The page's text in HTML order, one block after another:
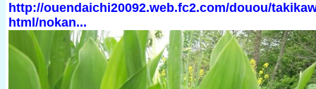
http://ouendaichi20092.web.fc2.com/douou/
html/nokan...